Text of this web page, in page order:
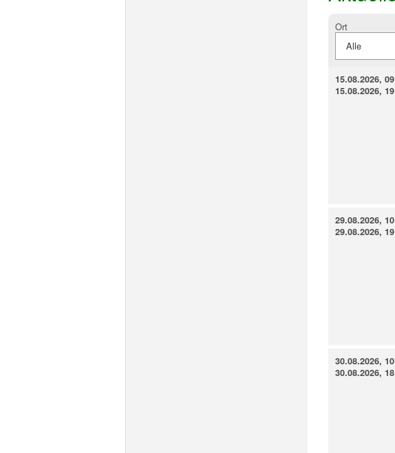
Ort
15.08.2026,
15.08.2026,
29.08.2026,
29.08.2026,
30.08.2026,
30.08.2026,